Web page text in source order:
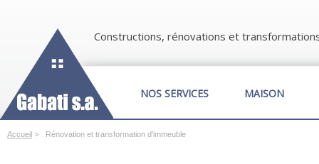
Constructions, rénovations et
NOS SERVICES MAISON
Accueil > Rénovation et transformation d'immeuble